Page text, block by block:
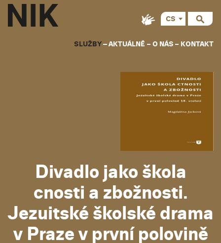
SLUŽBY AKTUÁLNĚ O NÁS KONTAKT
CS
Divadlo jako škola
cnosti a zbožnosti.
Jezuitské školské drama
v Praze v první polovině